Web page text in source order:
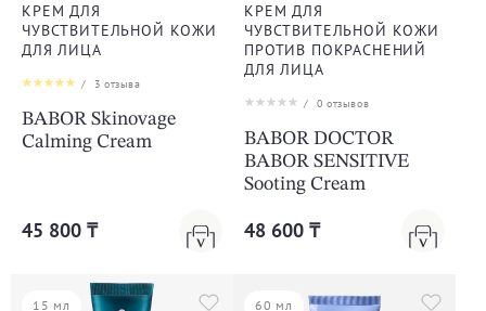
КРЕМ ДЛЯ
ЧУВСТВИТЕЛЬНОЙ КОЖИ
ДЛЯ ЛИЦА
/ 3 отзыва
BABOR Skinovage
Calming Cream
45 800 ₸
КРЕМ ДЛЯ
ЧУВСТВИТЕЛЬНОЙ КОЖИ
ПРОТИВ ПОКРАСНЕНИЙ
ДЛЯ ЛИЦА
/ 0 отзывов
BABOR DOCTOR
BABOR SENSITIVE
Sooting Cream
48 600 ₸
15 мл 60 мл